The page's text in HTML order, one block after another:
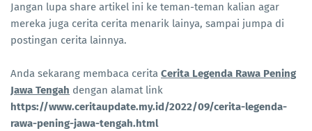
Jangan lupa share artikel ini ke teman-teman kalian agar
mereka juga cerita cerita menarik lainya, sampai jumpa di
postingan cerita lainnya.
Anda sekarang membaca cerita Cerita Legenda Rawa Pening
Jawa Tengah dengan alamat link
https://www.ceritaupdate.my.id/2022/09/cerita-legenda-
rawa-pening-jawa-tengah.html